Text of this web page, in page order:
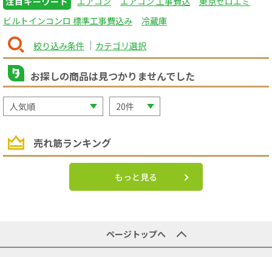
ビルトインコンロ 標準工事費込み
冷蔵庫
絞り込み条件 カテゴリ選択
お探しの商品は見つかりませんでした
売れ筋ランキング
もっと見る
ページトップへ